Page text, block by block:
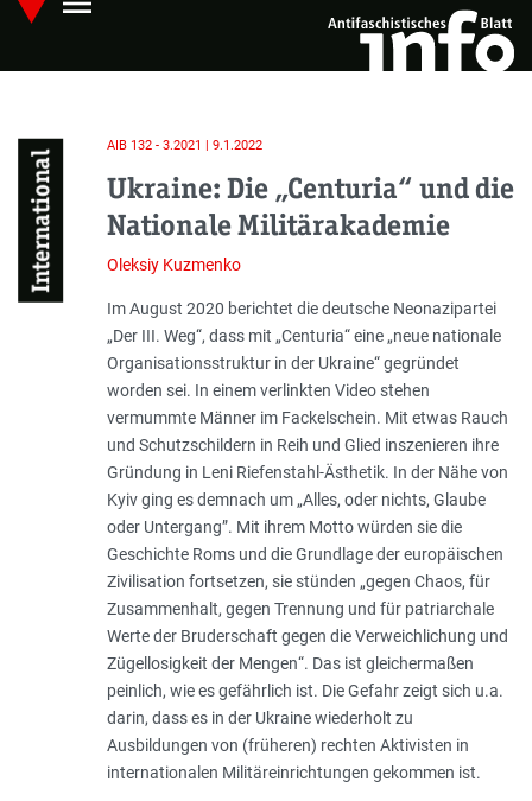
Skip
main
Hauptmenü öffnen
International
AIB 132 - 3.2021 | 9.1.2022
Ukraine: Die „Centuria“ und die
Nationale Militärakademie
Oleksiy Kuzmenko
Einleitung
Im August 2020 berichtet die deutsche Neonazipartei
„Der III. Weg“, dass mit „Centuria“ eine „neue nationale
Organisationsstruktur in der Ukraine“ gegründet
worden sei. In einem verlinkten Video stehen
vermummte Männer im Fackelschein. Mit etwas Rauch
und Schutzschildern in Reih und Glied inszenieren ihre
Gründung in Leni Riefenstahl-Ästhetik. In der Nähe von
Kyiv ging es demnach um „Alles, oder nichts, Glaube
oder Untergang”. Mit ihrem Motto würden sie die
Geschichte Roms und die Grundlage der europäischen
Zivilisation fortsetzen, sie stünden „gegen Chaos, für
Zusammenhalt, gegen Trennung und für patriarchale
Werte der Bruderschaft gegen die Verweichlichung und
Zügellosigkeit der Mengen“. Das ist gleichermaßen
peinlich, wie es gefährlich ist. Die Gefahr zeigt sich u.a.
darin, dass es in der Ukraine wiederholt zu
Ausbildungen von (früheren) rechten Aktivisten in
internationalen Militäreinrichtungen gekommen ist.